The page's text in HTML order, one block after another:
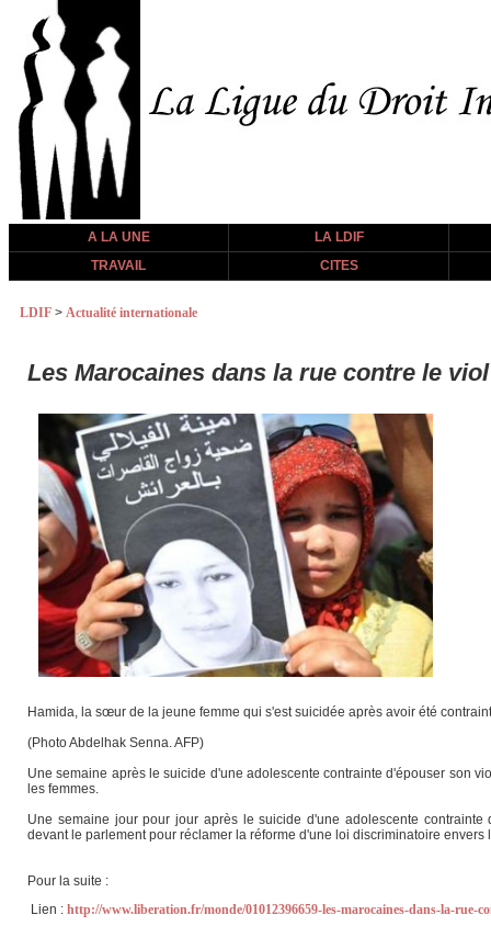
A LA UNE
LA LDIF
TRAVAIL
CITES
LDIF > Actualité internationale
Les Marocaines dans la rue contre le viol
Hamida, la sœur de la jeune femme qui s'est suicidée après avoir été
(Photo Abdelhak Senna. AFP)
Une semaine après le suicide d'une adolescente contrainte d'épouser son
les femmes.
Une semaine jour pour jour après le suicide d'une adolescente
devant le parlement pour réclamer la réforme d'une loi discriminatoire envers
Pour la suite :
Lien : http://www.liberation.fr/monde/01012396659-les-marocaines-dans-la-rue-